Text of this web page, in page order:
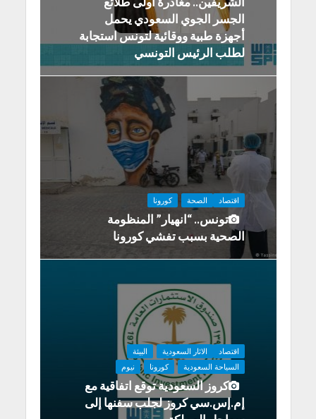
الجسر الجوي السعودي يحمل
أجهزة طبية ووقائية لتونس استجابة
لطلب الرئيس التونسي
اقتصاد الصحة كورونا
تونس.. “انهيار” المنظومة
الصحية بسبب تفشي كورونا
اقتصاد الاثار السعودية
البيئة
السياحة السعودية
كورونا نيوم
كروز السعودية توقع اتفاقية مع
إم.إس.سي كروز لجلب سفنها إلى